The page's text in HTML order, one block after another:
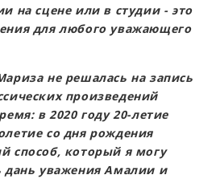
на сцене или в студии - это
для любого уважающего
не решалась на запись
произведений
в 2020 году 20-летие
со дня рождения
способ, который я могу
дань уважения Амалии и